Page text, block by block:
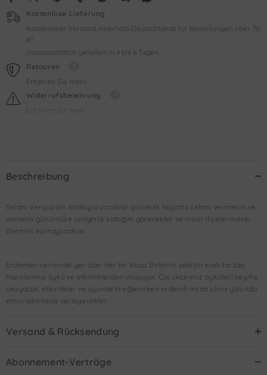
Kostenlose Lieferung
Kostenloser Versand innerhalb Deutschlands für Bestellungen über 70
€*
Voraussichtlich geliefert in 4 bis 6 Tagen.
Retouren
Erfahren Sie mehr.
Widerrufsbelehrung
Beschreibung
Selam Veriyorum kitabıyla çocuklar gündelik hayatta selam vermenin ve
almanın günümüze zenginlik kattığını görecekler ve insan ilişkilerindeki
önemini kavrayacaklar.
Erdemler serisinde yer alan her bir kitap. Birbirini pekiştirecek tarzda
hazırlanmış öykü ve etkinliklerden oluşuyor. Çocuklarımız öyküleri keyifle
okuyacak. etkinlikler ve oyunlarla eğlenirken erdemli insan olma yolunda
emin adımlarla ilerleyecekler.
Versand & Rücksendung
Abonnement-Verträge